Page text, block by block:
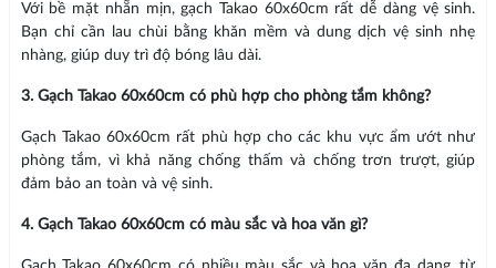
Với bề mặt nhẵn mịn, gạch Takao 60x60cm rất dễ dàng vệ sinh.
Bạn chỉ cần lau chùi bằng khăn mềm và dung dịch vệ sinh nhẹ
nhàng, giúp duy trì độ bóng lâu dài.
3. Gạch Takao 60x60cm có phù hợp cho phòng tắm không?
Gạch Takao 60x60cm rất phù hợp cho các khu vực ẩm ướt như
phòng tắm, vì khả năng chống thấm và chống trơn trượt, giúp
đảm bảo an toàn và vệ sinh.
4. Gạch Takao 60x60cm có màu sắc và hoa văn gì?